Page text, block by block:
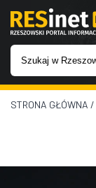
WIADOMOŚCI
STRONA GŁÓWNA /